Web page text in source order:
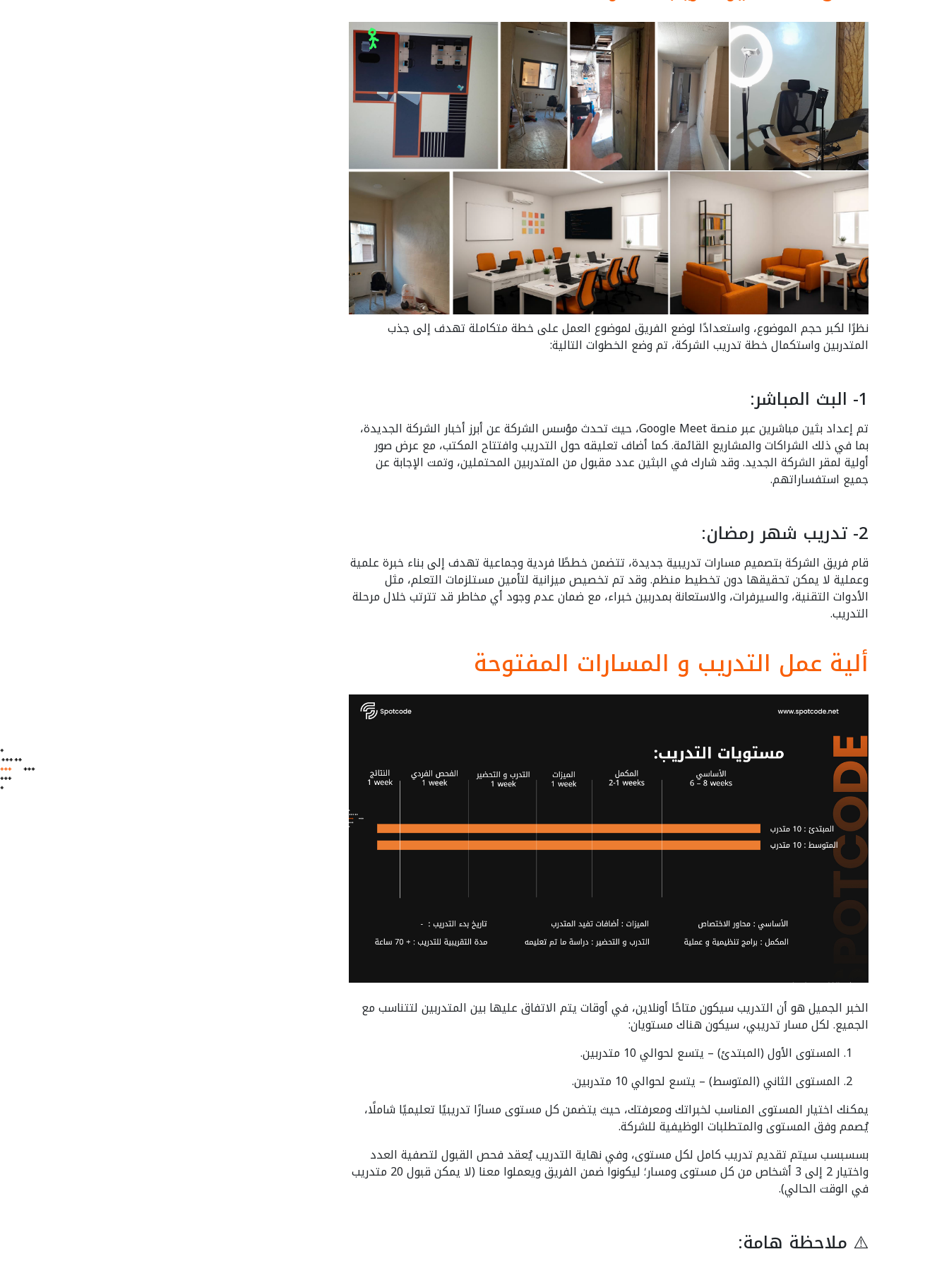
نظرًا لكبر حجم الموضوع، واستعدادًا لوضع الفريق لموضوع العمل على خطة متكاملة تهدف إلى جذب
المتدربين واستكمال خطة تدريب الشركة، تم وضع الخطوات التالية:
1- البث المباشر:
تم إعداد بثين مباشرين عبر منصة Google Meet، حيث تحدث مؤسس الشركة عن أبرز أخبار الشركة الجديدة،
بما في ذلك الشراكات والمشاريع القائمة. كما أضاف تعليقه حول التدريب وافتتاح المكتب، مع عرض صور
أولية لمقر الشركة الجديد. وقد شارك في البثين عدد مقبول من المتدربين المحتملين، وتمت الإجابة عن
جميع استفساراتهم.
2- تدريب شهر رمضان:
قام فريق الشركة بتصميم مسارات تدريبية جديدة، تتضمن خططًا فردية وجماعية تهدف إلى بناء خبرة علمية
وعملية لا يمكن تحقيقها دون تخطيط منظم. وقد تم تخصيص ميزانية لتأمين مستلزمات التعلم، مثل
الأدوات التقنية، والسيرفرات، والاستعانة بمدربين خبراء، مع ضمان عدم وجود أي مخاطر قد تترتب خلال مرحلة
التدريب.
ألية عمل التدريب و المسارات المفتوحة
الخبر الجميل هو أن التدريب سيكون متاحًا أونلاين، في أوقات يتم الاتفاق عليها بين المتدربين لتتناسب مع
الجميع. لكل مسار تدريبي، سيكون هناك مستويان:
المستوى الأول (المبتدئ) – يتسع لحوالي 10 متدربين.
المستوى الثاني (المتوسط) – يتسع لحوالي 10 متدربين.
يمكنك اختيار المستوى المناسب لخبراتك ومعرفتك، حيث يتضمن كل مستوى مسارًا تدريبيًا تعليميًا شاملًا،
يُصمم وفق المستوى والمتطلبات الوظيفية للشركة.
بسسبسب سيتم تقديم تدريب كامل لكل مستوى، وفي نهاية التدريب يُعقد فحص القبول لتصفية العدد
واختيار 2 إلى 3 أشخاص من كل مستوى ومسار؛ ليكونوا ضمن الفريق ويعملوا معنا (لا يمكن قبول 20 متدريب
في الوقت الحالي).
⚠️ ملاحظة هامة: